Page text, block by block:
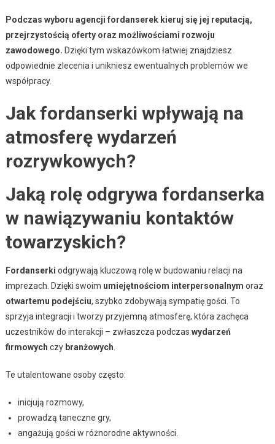
Podczas wyboru agencji fordanserek kieruj się jej reputacją,
przejrzystością oferty oraz możliwościami rozwoju
zawodowego. Dzięki tym wskazówkom łatwiej znajdziesz
odpowiednie zlecenia i unikniesz ewentualnych problemów we
współpracy.
Jak fordanserki wpływają na
atmosferę wydarzeń
rozrywkowych?
Jaką rolę odgrywa fordanserka
w nawiązywaniu kontaktów
towarzyskich?
Fordanserki odgrywają kluczową rolę w budowaniu relacji na
imprezach. Dzięki swoim umiejętnościom interpersonalnym oraz
otwartemu podejściu, szybko zdobywają sympatię gości. To
sprzyja integracji i tworzy przyjemną atmosferę, która zachęca
uczestników do interakcji – zwłaszcza podczas wydarzeń
firmowych czy branżowych.
Te utalentowane osoby często:
inicjują rozmowy,
prowadzą taneczne gry,
angażują gości w różnorodne aktywności.